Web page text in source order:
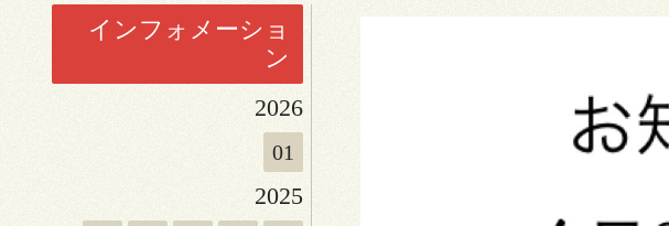
インフォメーショ
ン
2026
01
2025